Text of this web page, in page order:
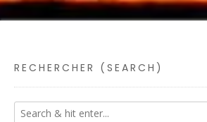
RECHERCHER (SEARCH)